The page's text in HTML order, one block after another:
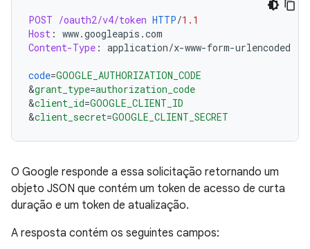
POST /oauth2/v4/token HTTP/1.1
Host : www.googleapis.com
Content-Type : application/x-www-form-urlencoded
code=GOOGLE_AUTHORIZATION_CODE
&grant_type=authorization_code
&client_id=GOOGLE_CLIENT_ID
&client_secret=GOOGLE_CLIENT_SECRET
O Google responde a essa solicitação retornando um
objeto JSON que contém um token de acesso de curta
duração e um token de atualização.
A resposta contém os seguintes campos: